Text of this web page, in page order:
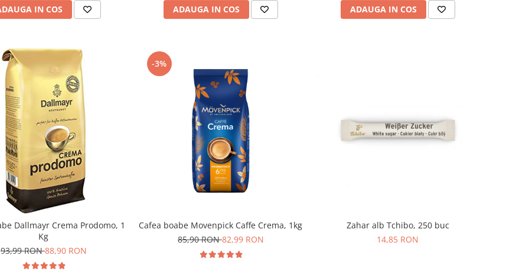
IN COS ADAUGA IN COS ADAUGA IN COS
Dallmayr Crema Prodomo, 1
Kg
93,99 RON88,90 RON
-3%
Cafea boabe Movenpick Caffe Crema, 1kg
85,90 RON82,99 RON
Zahar alb Tchibo, 250 buc
14,85 RON